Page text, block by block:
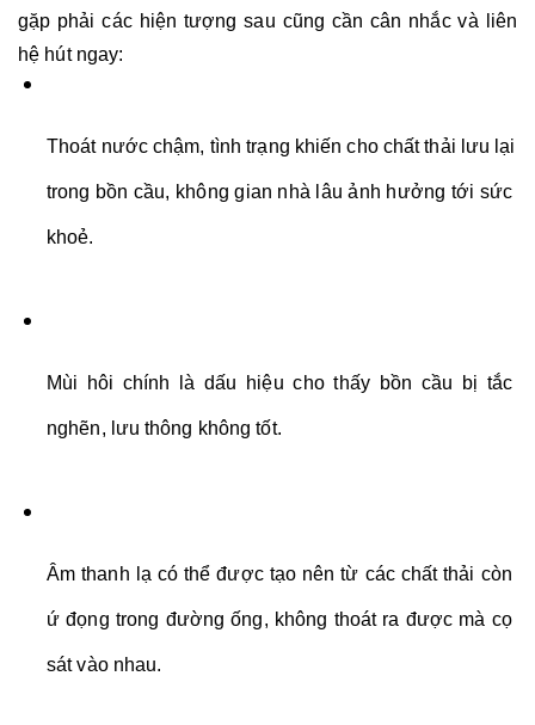
gặp phải các hiện tượng sau cũng cần cân nhắc và liên
hệ hút ngay:
Thoát nước chậm, tình trạng khiến cho chất thải lưu lại
trong bồn cầu, không gian nhà lâu ảnh hưởng tới sức
khoẻ.
Mùi hôi chính là dấu hiệu cho thấy bồn cầu bị tắc
nghẽn, lưu thông không tốt.
Âm thanh lạ có thể được tạo nên từ các chất thải còn
ứ đọng trong đường ống, không thoát ra được mà cọ
sát vào nhau.